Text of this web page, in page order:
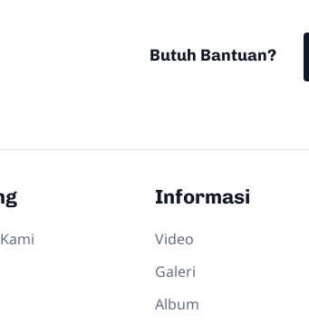
Butuh Bantuan?
Informasi
Video
Galeri
Album